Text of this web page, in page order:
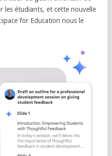
les étudiants, et cette nouvelle
for Education nous le